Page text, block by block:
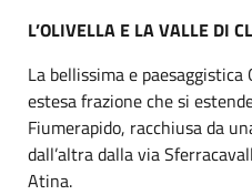
L’OLIVELLA E LA VALLE DI
La bellissima e
estesa frazione che si
Fiumerapido, racchiusa da
dall’altra dalla via
Atina.